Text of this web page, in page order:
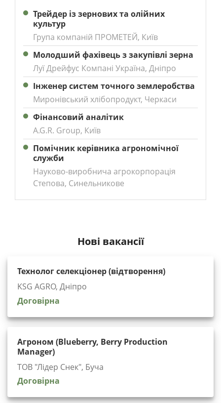
Трейдер із зернових та олійних
культур
Група компаній ПРОМЕТЕЙ, Київ
Молодший фахівець з закупівлі зерна
Луї Дрейфус Компані Україна, Дніпро
Інженер систем точного землеробства
Миронівський хлібопродукт, Черкаси
Фінансовий аналітик
A.G.R. Group, Київ
Помічник керівника агрономічної
служби
Науково-виробнича агрокорпорація
Степова, Синельникове
Нові вакансії
Технолог селекціонер (відтворення)
KSG AGRO, Дніпро
Договірна
Агроном (Blueberry, Berry Production
Manager)
ТОВ "Лідер Снек", Буча
Договірна